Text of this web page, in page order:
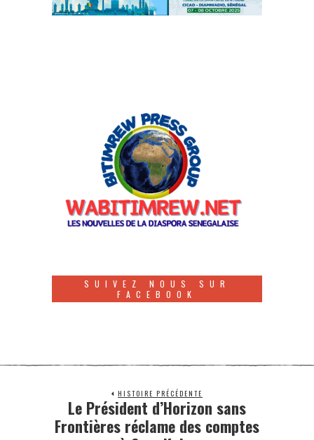
SUIVEZ NOUS SUR
FACEBOOK
HISTOIRE PRÉCÉDENTE
Le Président d’Horizon sans
Frontières réclame des comptes